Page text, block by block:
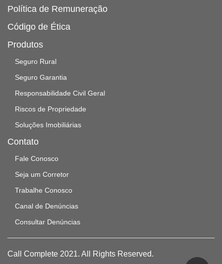
Política de Remuneração
Código de Ética
Produtos
Seguro Rural
Seguro Garantia
Responsabilidade Civil Geral
Riscos de Propriedade
Soluções Imobiliárias
Contato
Fale Conosco
Seja um Corretor
Trabalhe Conosco
Canal de Denúncias
Consultar Denúncias
Call Complete 2021. All Rights Reserved.